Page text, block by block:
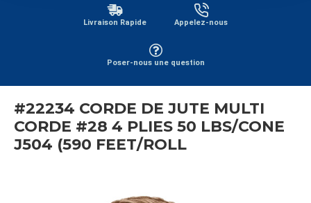
Livraison Rapide Appelez-nous
Poser-nous une question
#22234 CORDE DE JUTE MULTI
CORDE #28 4 PLIES 50 LBS/CONE
J504 (590 FEET/ROLL